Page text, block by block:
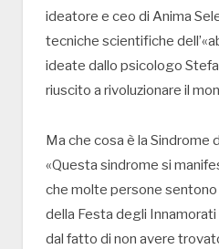
ideatore e ceo di Anima
tecniche scientifiche
ideate dallo psicologo
riuscito a rivoluzionare il
Ma che cosa è la Sindrome
«Questa sindrome si
che molte persone sentono
della Festa degli
dal fatto di non avere